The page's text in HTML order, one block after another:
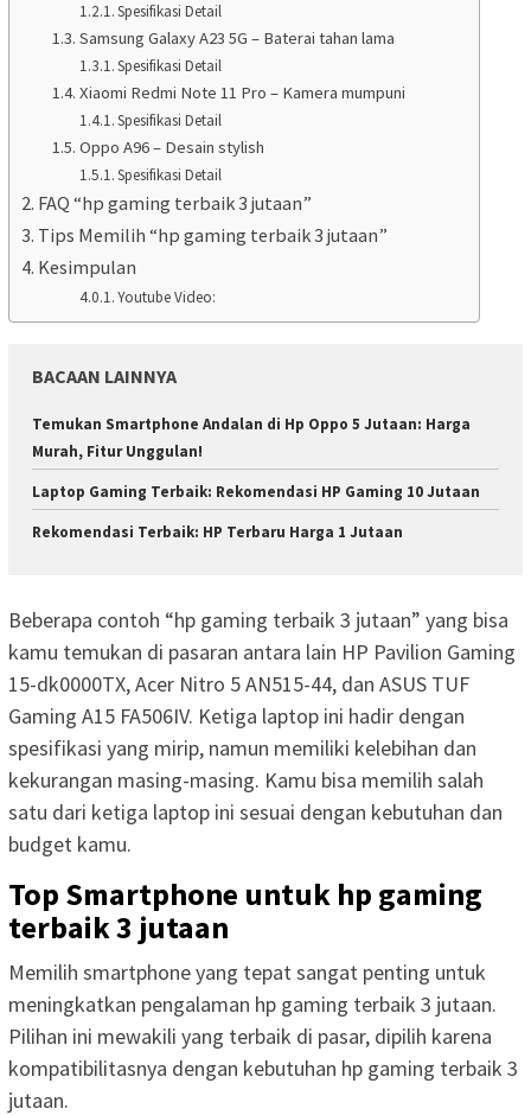
Spesifikasi Detail
Samsung Galaxy A23 5G – Baterai tahan lama
Spesifikasi Detail
Xiaomi Redmi Note 11 Pro – Kamera mumpuni
Spesifikasi Detail
Oppo A96 – Desain stylish
Spesifikasi Detail
FAQ “hp gaming terbaik 3 jutaan”
Tips Memilih “hp gaming terbaik 3 jutaan”
Kesimpulan
Youtube Video:
BACAAN LAINNYA
Temukan Smartphone Andalan di Hp Oppo 5 Jutaan: Harga
Murah, Fitur Unggulan!
Laptop Gaming Terbaik: Rekomendasi HP Gaming 10 Jutaan
Rekomendasi Terbaik: HP Terbaru Harga 1 Jutaan
Beberapa contoh “hp gaming terbaik 3 jutaan” yang bisa
kamu temukan di pasaran antara lain HP Pavilion Gaming
15-dk0000TX, Acer Nitro 5 AN515-44, dan ASUS TUF
Gaming A15 FA506IV. Ketiga laptop ini hadir dengan
spesifikasi yang mirip, namun memiliki kelebihan dan
kekurangan masing-masing. Kamu bisa memilih salah
satu dari ketiga laptop ini sesuai dengan kebutuhan dan
budget kamu.
Top Smartphone untuk hp gaming
terbaik 3 jutaan
Memilih smartphone yang tepat sangat penting untuk
meningkatkan pengalaman hp gaming terbaik 3 jutaan.
Pilihan ini mewakili yang terbaik di pasar, dipilih karena
kompatibilitasnya dengan kebutuhan hp gaming terbaik 3
jutaan.